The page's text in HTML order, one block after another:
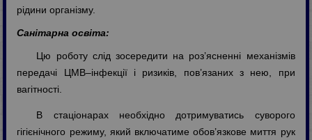
рідини організму.
Санітарна освіта:
Цю роботу слід зосередити на роз’ясненні механізмів
передачі ЦМВ–інфекції і ризиків, пов’язаних з нею, при
вагітності.
В стаціонарах необхідно дотримуватись суворого
гігієнічного режиму, який включатиме обов’язкове миття рук